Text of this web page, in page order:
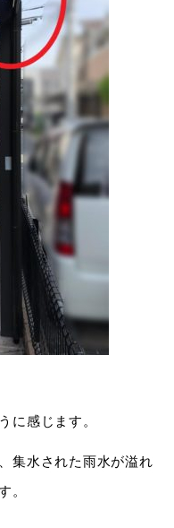
に感じます。
集水された雨水が溢れ
。